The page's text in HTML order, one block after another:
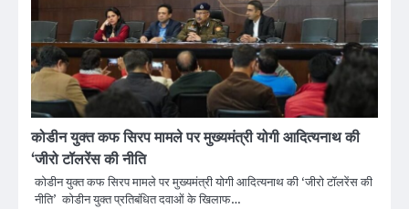
कोडीन युक्त कफ सिरप मामले पर मुख्यमंत्री योगी आदित्यनाथ की
‘जीरो टॉलरेंस की नीति
कोडीन युक्त कफ सिरप मामले पर मुख्यमंत्री योगी आदित्यनाथ की ‘जीरो टॉलरेंस की
नीति’ कोडीन युक्त प्रतिबंधित दवाओं के खिलाफ…